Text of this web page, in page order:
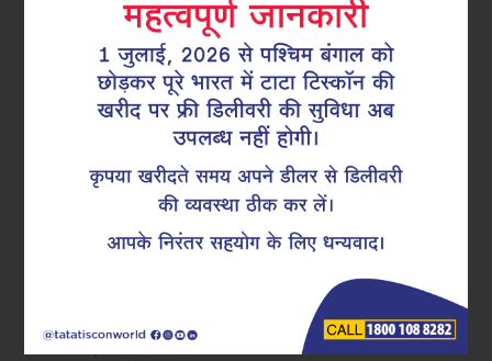
टीएमटी सरिया
नेक्स्ट-जनरेशन TMT रीबार्स: टाटा टिस्कॉन
के साथ सुरक्षित, मजबूत और लंबे समय तक
टिकने वाली संरचनाओं का निर्माण
टाटा टिस्कॉन में, हम मानते हैं कि आधुनिक निर्माण को महत्वाकांक्षा
ऊँची होती जा रही हैं और इंफ्रास्ट्रक्चर अधिक जटिल होता जा रहा
है, एडवांस्ड TMT रीबार्स का महत्व सुरक्षा, प्रदर्शन और दीर्घायु के
लिए केंद्रीय हो जाता है। हमारे नेक्स्ट-जनरेशन रीबार्स इन